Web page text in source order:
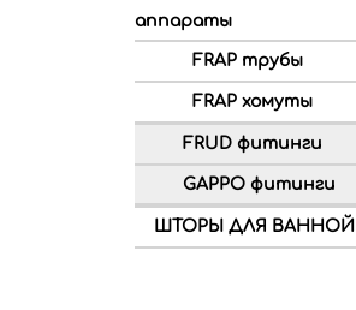
аппараты
FRAP трубы
FRAP хомуты
FRUD фитинги
GAPPO фитинги
ШТОРЫ ДЛЯ ВАННОЙ